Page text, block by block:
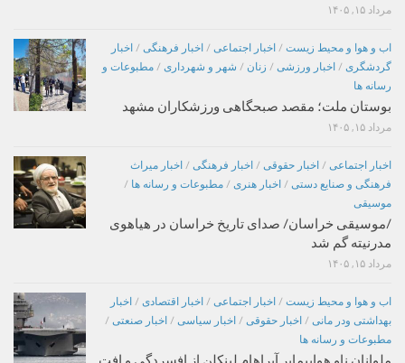
مرداد ۱۵, ۱۴۰۵
اب و هوا و محیط زیست / اخبار اجتماعی / اخبار فرهنگی / اخبار
گردشگری / اخبار ورزشی / زنان / شهر و شهرداری / مطبوعات و
رسانه ها
بوستان ملت؛ مقصد صبحگاهی ورزشکاران مشهد
مرداد ۱۵, ۱۴۰۵
اخبار اجتماعی / اخبار حقوقی / اخبار فرهنگی / اخبار میراث
فرهنگی و صنایع دستی / اخبار هنری / مطبوعات و رسانه ها /
موسیقی
/موسیقی خراسان/ صدای تاریخ خراسان در هیاهوی
مدرنیته گم شد
مرداد ۱۵, ۱۴۰۵
اب و هوا و محیط زیست / اخبار اجتماعی / اخبار اقتصادی / اخبار
بهداشتی ودر مانی / اخبار حقوقی / اخبار سیاسی / اخبار صنعتی /
مطبوعات و رسانه ها